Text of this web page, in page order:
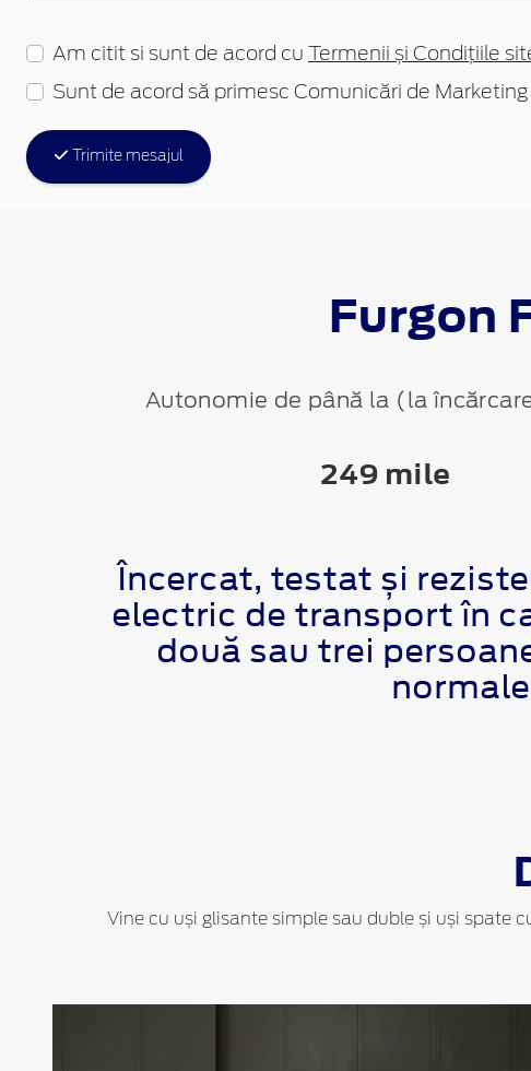
Am citit si sunt de acord cu Termenii și Condițiile
Sunt de acord să primesc Comunicări de Marketing
Trimite mesajul
Furgon
Autonomie de până la (la
249 mile
Încercat, testat și
electric de transport în
două sau trei
Vine cu uși glisante simple sau duble și uși spate